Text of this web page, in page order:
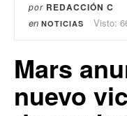
por REDACCIÓN C
en NOTICIAS Visto:
Mars
nuevo